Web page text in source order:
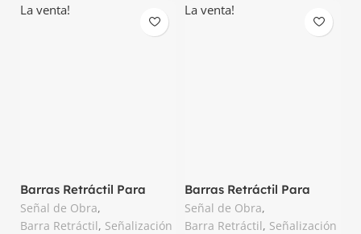
La venta!
Barras Retráctil Para
Conos Color Rojo Nacional
Señal de Obra,
Barra Retráctil, Señalización
La venta!
Barras Retráctil Para
Conos Negro y Amarillo
Nacional
Señal de Obra,
Barra Retráctil, Señalización